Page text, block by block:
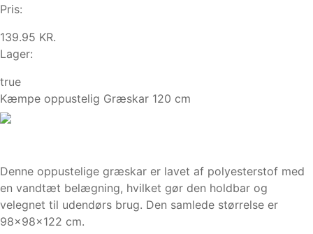
Pris:
139.95 KR.
Lager:
true
Kæmpe oppustelig Græskar 120 cm
Denne oppustelige græskar er lavet af polyesterstof med
en vandtæt belægning, hvilket gør den holdbar og
velegnet til udendørs brug. Den samlede størrelse er
98x98x122 cm.